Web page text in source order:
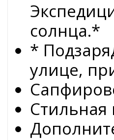
солнца.*
*
улице,
Стильная